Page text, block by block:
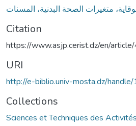
متغيرات الصحة البدنية، المسنات
Citation
https://www.asjp.cerist.dz/en/
URI
http://e-biblio.univ-mosta.dz/
Collections
Sciences et Techniques des